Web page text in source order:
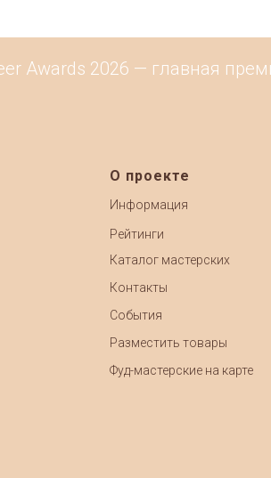
Awards 2026 — главная
О проекте
Информация
Рейтинги
Каталог мастерских
Контакты
События
Разместить товары
Фуд-мастерские на карте